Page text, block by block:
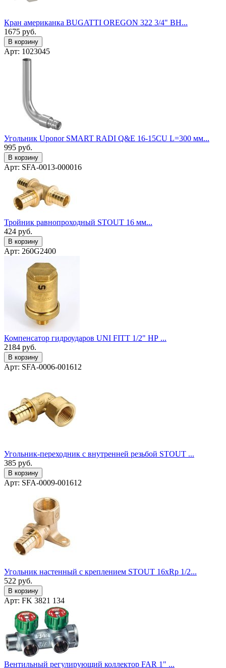
Кран американка BUGATTI OREGON 322 3/4" ВН...
1675 руб.
В корзину
Арт: 1023045
Угольник Uponor SMART RADI Q&E 16-15CU L=300 мм...
995 руб.
В корзину
Арт: SFA-0013-000016
Тройник равнопроходный STOUT 16 мм...
424 руб.
В корзину
Арт: 260G2400
Компенсатор гидроударов UNI FITT 1/2" НР ...
2184 руб.
В корзину
Арт: SFA-0006-001612
Угольник-переходник с внутренней резьбой STOUT ...
385 руб.
В корзину
Арт: SFA-0009-001612
Угольник настенный с креплением STOUT 16xRp 1/2...
522 руб.
В корзину
Арт: FK 3821 134
Вентильный регулирующий коллектор FAR 1" ...